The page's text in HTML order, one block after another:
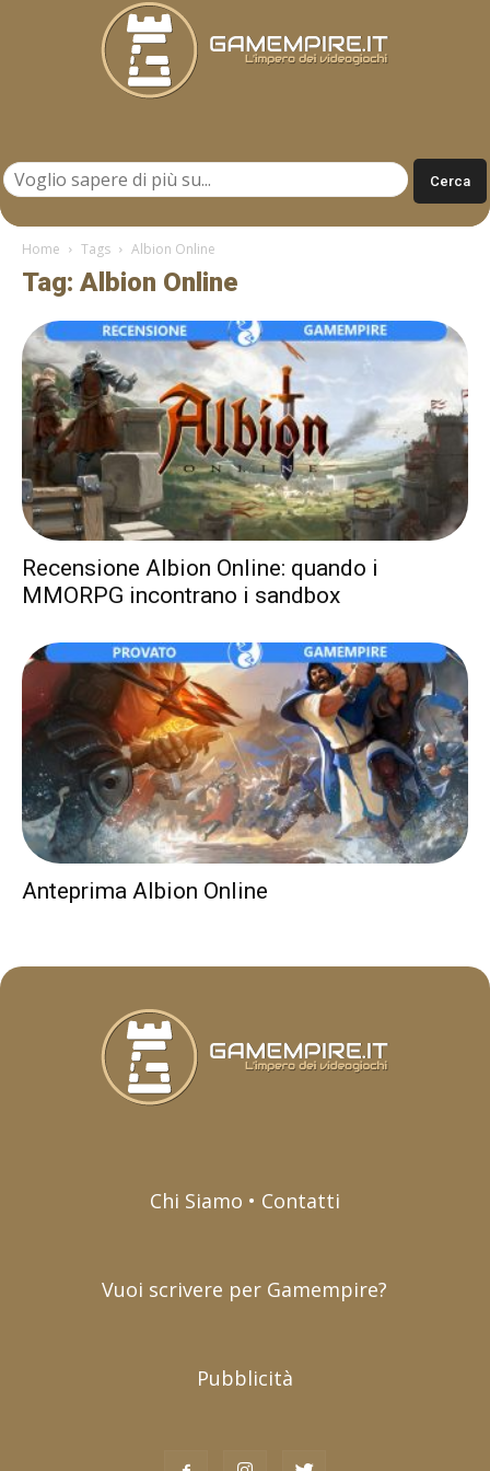
Home Tags Albion Online
Tag: Albion Online
Recensione Albion Online: quando i
MMORPG incontrano i sandbox
Anteprima Albion Online
Chi Siamo • Contatti
Vuoi scrivere per Gamempire?
Pubblicità